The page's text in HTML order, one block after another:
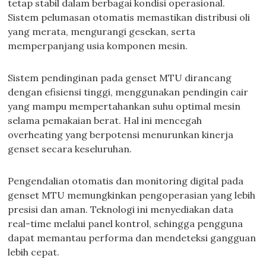
tetap stabil dalam berbagai kondisi operasional.
Sistem pelumasan otomatis memastikan distribusi oli
yang merata, mengurangi gesekan, serta
memperpanjang usia komponen mesin.
Sistem pendinginan pada genset MTU dirancang
dengan efisiensi tinggi, menggunakan pendingin cair
yang mampu mempertahankan suhu optimal mesin
selama pemakaian berat. Hal ini mencegah
overheating yang berpotensi menurunkan kinerja
genset secara keseluruhan.
Pengendalian otomatis dan monitoring digital pada
genset MTU memungkinkan pengoperasian yang lebih
presisi dan aman. Teknologi ini menyediakan data
real-time melalui panel kontrol, sehingga pengguna
dapat memantau performa dan mendeteksi gangguan
lebih cepat.